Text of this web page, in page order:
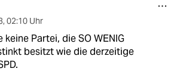
, 02:10 Uhr
keine Partei, die SO WENIG
besitzt wie die derzeitige